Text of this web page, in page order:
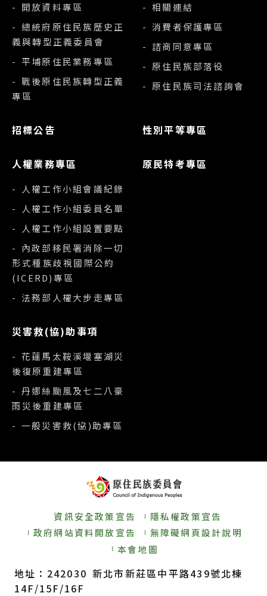
- 開放資料專區
- 總統府原住民族歷史正
義與轉型正義委員會
- 平埔原住民業務專區
- 戰後原住民族轉型正義
專區
- 相關連結
- 消費者保護專區
- 諮商同意專區
- 原住民族部落役
- 原住民族司法諮詢會
招標公告 性別平等專區
人權業務專區
- 人權工作小組會議紀錄
- 人權工作小組委員名單
- 人權工作小組設置要點
- 內政部移民署消除一切
形式種族歧視國際公約
(ICERD)專區
- 法務部人權大步走專區
原民特考專區
災害救(協)助事項
- 花蓮馬太鞍溪堰塞湖災
後復原重建專區
- 丹娜絲颱風及七二八豪
雨災後重建專區
- 一般災害救(協)助專區
資訊安全政策宣告
隱私權政策宣告
政府網站資料開放宣告
無障礙網頁設計說明
本會地圖
地址：242030 新北市新莊區中平路439號北棟
14F/15F/16F